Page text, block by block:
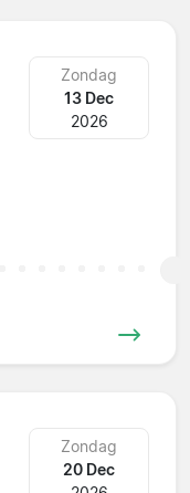
Zondag
13 Dec
2026
Zondag
20 Dec